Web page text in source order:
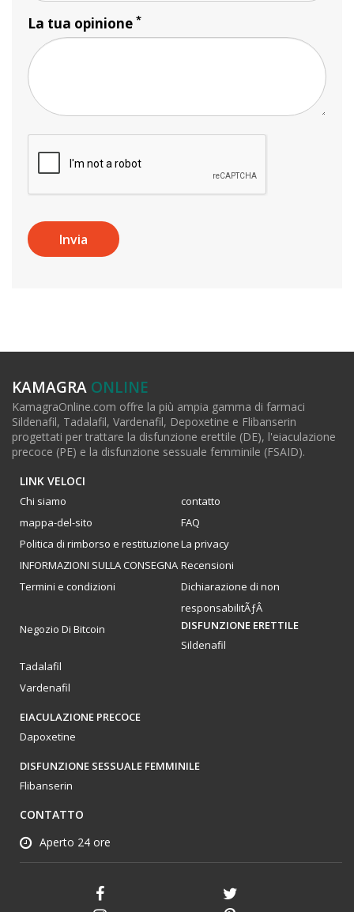
La tua opinione *
KAMAGRA ONLINE
KamagraOnline.com offre la più ampia gamma di farmaci
Sildenafil, Tadalafil, Vardenafil, Depoxetine e Flibanserin
progettati per trattare la disfunzione erettile (DE), l'eiaculazione
precoce (PE) e la disfunzione sessuale femminile (FSAID).
LINK VELOCI
Chi siamo
contatto
mappa-del-sito
FAQ
Politica di rimborso e restituzioneLa privacy
INFORMAZIONI SULLA CONSEGNA Recensioni
Termini e condizioni
Dichiarazione di non
responsabilitÃƒÂ
Negozio Di Bitcoin
DISFUNZIONE ERETTILE
Sildenafil
Tadalafil
Vardenafil
EIACULAZIONE PRECOCE
Dapoxetine
DISFUNZIONE SESSUALE FEMMINILE
Flibanserin
CONTATTO
Aperto 24 ore